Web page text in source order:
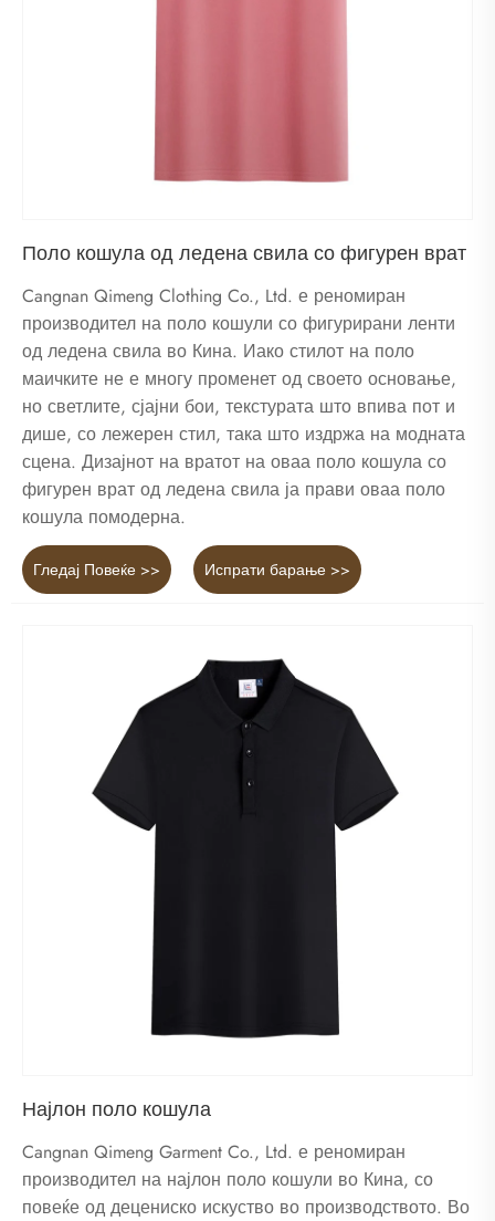
Поло кошула од ледена свила со фигурен врат
Cangnan Qimeng Clothing Co., Ltd. е реномиран
производител на поло кошули со фигурирани ленти
од ледена свила во Кина. Иако стилот на поло
маичките не е многу променет од своето основање,
но светлите, сјајни бои, текстурата што впива пот и
дише, со лежерен стил, така што издржа на модната
сцена. Дизајнот на вратот на оваа поло кошула со
фигурен врат од ледена свила ја прави оваа поло
кошула помодерна.
Гледај Повеќе >> Испрати барање >>
Најлон поло кошула
Cangnan Qimeng Garment Co., Ltd. е реномиран
производител на најлон поло кошули во Кина, со
повеќе од децениско искуство во производството. Во